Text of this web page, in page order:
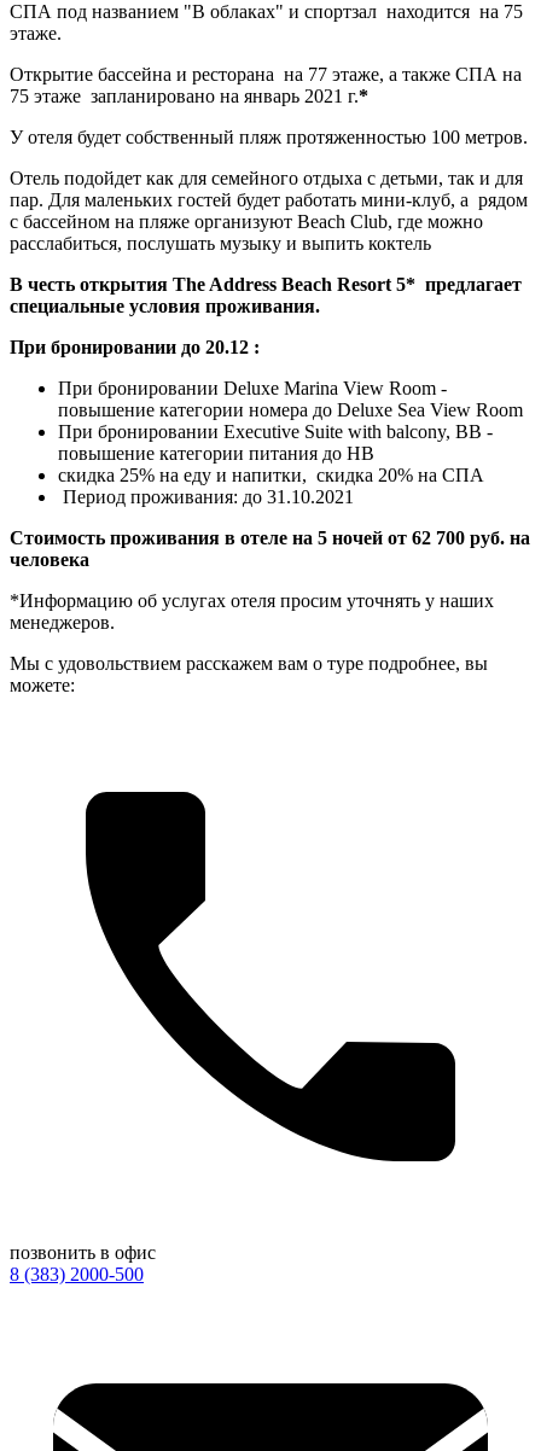
СПА под названием "В облаках" и спортзал находится на 75
этаже.
Открытие бассейна и ресторана на 77 этаже, а также СПА на
75 этаже запланировано на январь 2021 г.*
У отеля будет собственный пляж протяженностью 100 метров.
Отель подойдет как для семейного отдыха с детьми, так и для
пар. Для маленьких гостей будет работать мини-клуб, а рядом
с бассейном на пляже организуют Beach Club, где можно
расслабиться, послушать музыку и выпить коктель
В честь открытия The Address Beach Resort 5* предлагает
специальные условия проживания.
При бронировании до 20.12 :
При бронировании Deluxe Marina View Room -
повышение категории номера до Deluxe Sea View Room
При бронировании Executive Suite with balcony, ВВ -
повышение категории питания до НВ
скидка 25% на еду и напитки, скидка 20% на СПА
Период проживания: до 31.10.2021
Стоимость проживания в отеле на 5 ночей от 62 700 руб. на
человека
*Информацию об услугах отеля просим уточнять у наших
менеджеров.
Мы с удовольствием расскажем вам о туре подробнее, вы
можете:
позвонить в офис
8 (383) 2000-500